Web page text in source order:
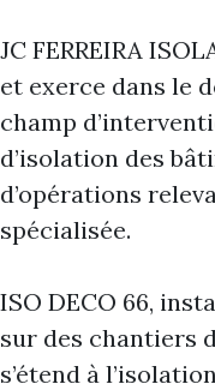
JC FERREIRA
et exerce dans le
champ
d’isolation des
d’opérations
spécialisée.
ISO DECO 66,
sur des chantiers
s’étend à